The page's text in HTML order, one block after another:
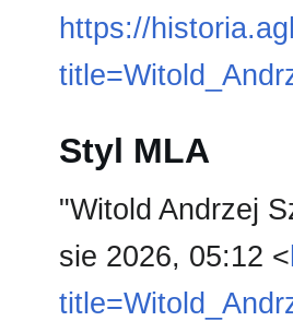
https://
Styl MLA
"Witold Andrzej
sie 2026, 05:12 <